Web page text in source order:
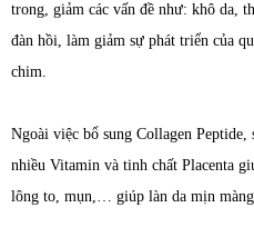
trong, giảm các vấn đề như: khô da,
đàn hồi, làm giảm sự phát triển của
chim.
Ngoài việc bổ sung Collagen Peptide,
nhiều Vitamin và tinh chất Placenta
lông to, mụn,… giúp làn da mịn